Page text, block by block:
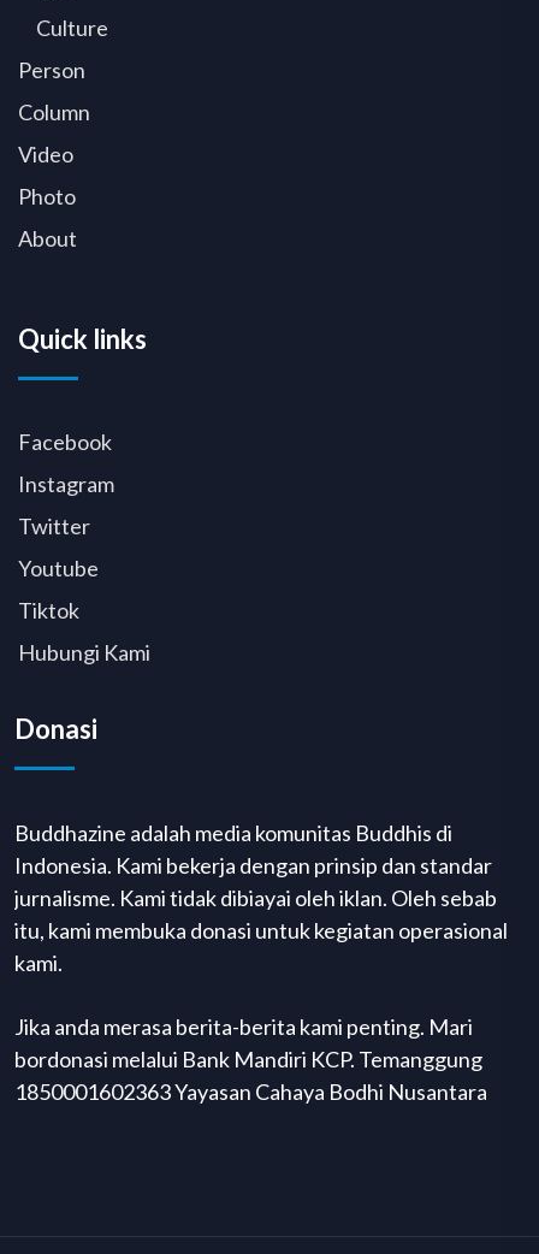
Culture
Person
Column
Video
Photo
About
Quick links
Facebook
Instagram
Twitter
Youtube
Tiktok
Hubungi Kami
Donasi
Buddhazine adalah media komunitas Buddhis di
Indonesia. Kami bekerja dengan prinsip dan standar
jurnalisme. Kami tidak dibiayai oleh iklan. Oleh sebab
itu, kami membuka donasi untuk kegiatan operasional
kami.
Jika anda merasa berita-berita kami penting. Mari
bordonasi melalui Bank Mandiri KCP. Temanggung
1850001602363 Yayasan Cahaya Bodhi Nusantara